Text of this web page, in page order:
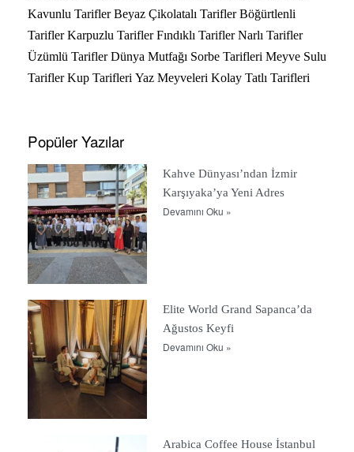
Kavunlu Tarifler Beyaz Çikolatalı Tarifler Böğürtlenli
Tarifler Karpuzlu Tarifler Fındıklı Tarifler Narlı Tarifler
Üzümlü Tarifler Dünya Mutfağı Sorbe Tarifleri Meyve Sulu
Tarifler Kup Tarifleri Yaz Meyveleri Kolay Tatlı Tarifleri
Popüler Yazılar
Kahve Dünyası’ndan İzmir
Karşıyaka’ya Yeni Adres
Devamını Oku »
Elite World Grand Sapanca’da
Ağustos Keyfi
Devamını Oku »
Arabica Coffee House İstanbul